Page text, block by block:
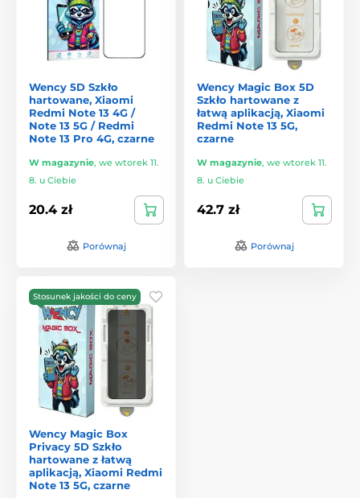
Wency 5D Szkło
hartowane, Xiaomi
Redmi Note 13 4G /
Note 13 5G / Redmi
Note 13 Pro 4G, czarne
W magazynie, we wtorek 11.
8. u Ciebie
20.4 zł
Porównaj
Wency Magic Box 5D
Szkło hartowane z
łatwą aplikacją, Xiaomi
Redmi Note 13 5G,
czarne
W magazynie, we wtorek 11.
8. u Ciebie
42.7 zł
Porównaj
Stosunek jakości do ceny
Wency Magic Box
Privacy 5D Szkło
hartowane z łatwą
aplikacją, Xiaomi Redmi
Note 13 5G, czarne